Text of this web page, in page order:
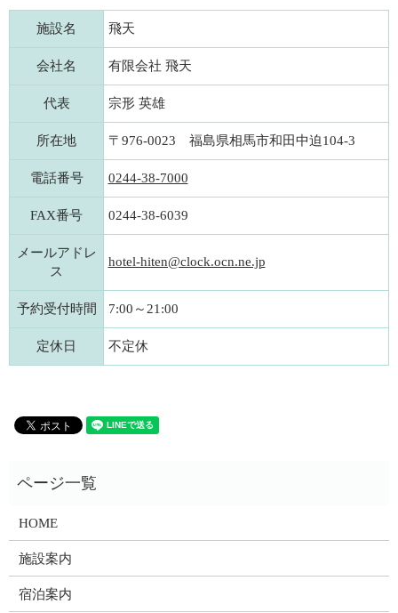
施設名 飛天
会社名 有限会社 飛天
代表 宗形 英雄
所在地 〒976-0023 福島県相馬市和田中迫104-3
電話番号 0244-38-7000
FAX番号 0244-38-6039
メールアドレ
ス
hotel-hiten@clock.ocn.ne.jp
予約受付時間 7:00～21:00
定休日 不定休
HOME
施設案内
宿泊案内